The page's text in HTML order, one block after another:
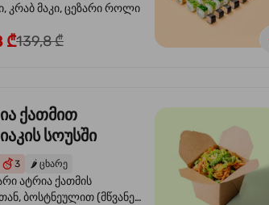
კრაბ მაკი, ცეზარი როლი
₾139,8 ₾
ქათმით
სოუსში
3 🌶️ ცხარე
ატრია ქათმის
ბოსტნეულით (მწვანე